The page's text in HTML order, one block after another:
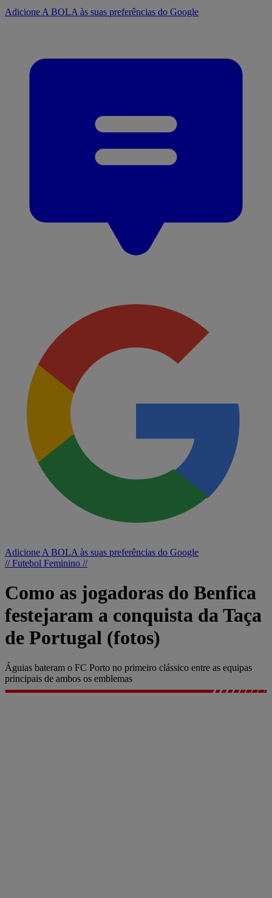
Adicione A BOLA às suas preferências do Google
Adicione A BOLA às suas preferências do Google
// Futebol Feminino //
Como as jogadoras do Benfica
festejaram a conquista da Taça
de Portugal (fotos)
Águias bateram o FC Porto no primeiro clássico entre as equipas
principais de ambos os emblemas